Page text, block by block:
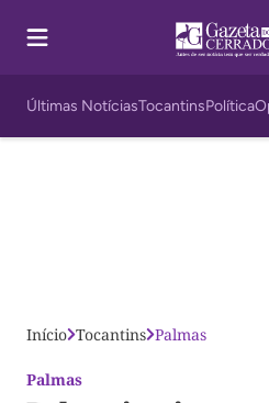
Últimas NotíciasTocantinsPolítica
Início Tocantins Palmas
Palmas